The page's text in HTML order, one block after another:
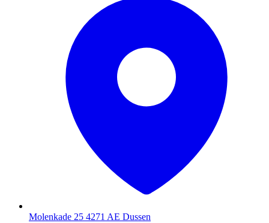
Molenkade 25 4271 AE Dussen